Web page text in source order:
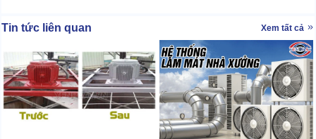
Tin tức liên quan Xem tất cả